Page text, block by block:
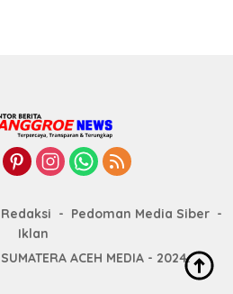
Redaksi
Pedoman Media Siber
Iklan
ACEH MEDIA - 2024.